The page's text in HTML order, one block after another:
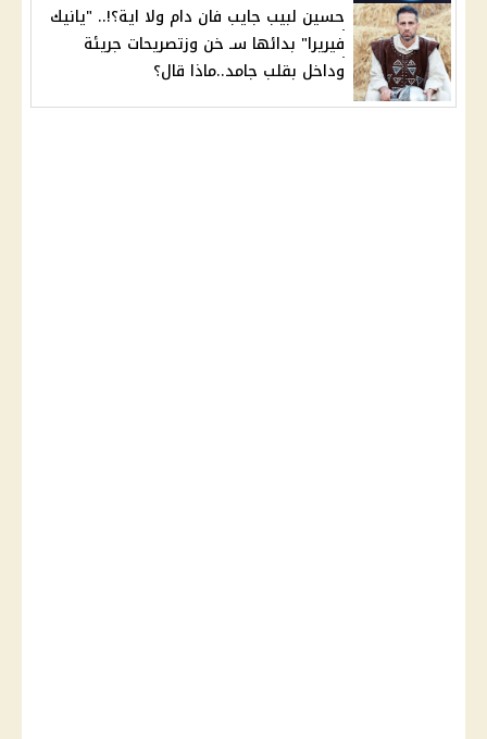
حسين لبيب جايب فان دام ولا اية؟!.. "يانيك
فيريرا" بدائها سـ خن وزتصريحات جريئة
وداخل بقلب جامد..ماذا قال؟